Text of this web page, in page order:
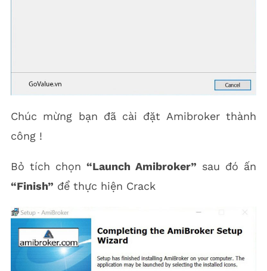
Chúc mừng bạn đã cài đặt Amibroker thành
công !
Bỏ tích chọn “Launch Amibroker” sau đó ấn
“Finish” để thực hiện Crack